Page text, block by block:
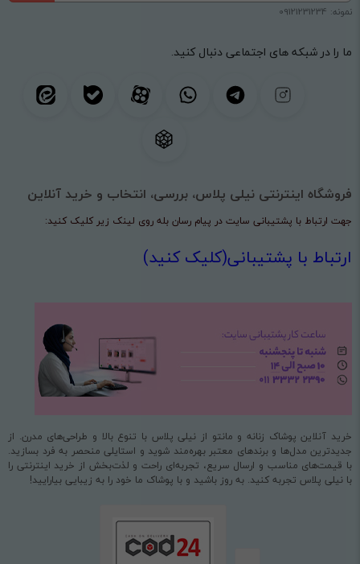
نمونه: 09121231234
ما را در شبکه های اجتماعی دنبال کنید.
فروشگاه اینترنتی نیلی پلاس، بررسی، انتخاب و خرید آنلاین
جهت ارتباط با پشتیبانی سایت در پیام رسان بله روی لینک زیر کلیک کنید:
ارتباط با پشتیبانی(کلیک کنید)
خرید آنلاین پوشاک زنانه و مانتو از نیلی پلاس با تنوع بالا و طراحی‌های مدرن. از
جدیدترین مدل‌ها و برندهای معتبر بهره‌مند شوید و استایلی منحصر به فرد بسازید.
با قیمت‌های مناسب و ارسال سریع، تجربه‌ای راحت و لذت‌بخش از خرید اینترنتی را
با نیلی پلاس تجربه کنید. به روز باشید و با پوشاک ما خود را به زیبایی بیارایید!